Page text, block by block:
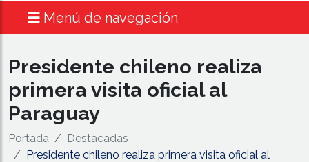
Menú de navegación
Presidente chileno realiza
primera visita oficial al
Paraguay
Portada
Destacadas
Presidente chileno realiza primera visita oficial al